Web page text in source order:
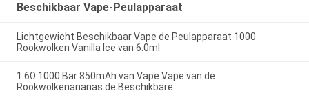
Beschikbaar Vape-Peulapparaat
Lichtgewicht Beschikbaar Vape de Peulapparaat 1000
Rookwolken Vanilla Ice van 6.0ml
1.6Ω 1000 Bar 850mAh van Vape Vape van de
Rookwolkenananas de Beschikbare